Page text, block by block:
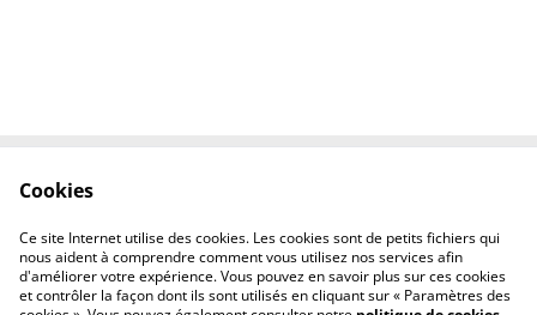
Politique de
confidentialité
Politique de cookies
Cookies
Ce site Internet utilise des cookies. Les cookies sont de petits fichiers qui
nous aident à comprendre comment vous utilisez nos services afin
d'améliorer votre expérience. Vous pouvez en savoir plus sur ces cookies
et contrôler la façon dont ils sont utilisés en cliquant sur « Paramètres des